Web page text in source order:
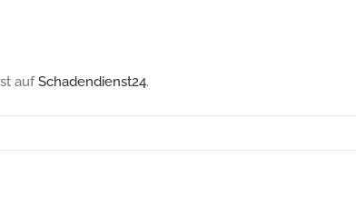
aufSchadendienst24.